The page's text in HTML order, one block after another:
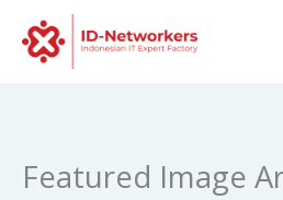
content
Featured Image